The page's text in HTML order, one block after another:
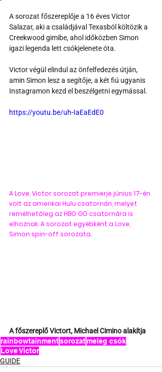
A sorozat főszereplője a 16 éves Victor
Salazar, aki a családjával Texasból költözik a
Creekwood gimibe, ahol időközben Simon
igazi legenda lett csókjelenete óta.
Victor végül elindul az önfelfedezés útján,
amin Simon lesz a segítője, a két fiú ugyanis
Instagramon kezd el beszélgetni egymással.
https://youtu.be/uh-IaEaEdE0
A Love, Victor sorozat premierje június 17-én
volt az amerikai Hulu csatornán, melyet
remélhetőleg az HBO GO csatornára is
elhoznak. A sorozat egyébként a Love,
Simon spin-off sorozata.
A főszereplő Victort, Michael Cimino alakítja
rainbowtainmentsorozatmeleg csók
Love Victor
GUIDE